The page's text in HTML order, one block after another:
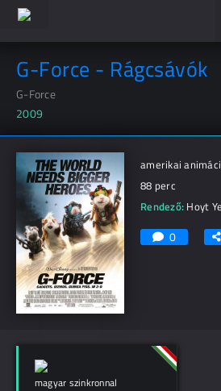
G-Force - Rágcsávók
G-Force
2009
amerikai
88 perc
Rendező: Hoyt
0
magyar szinkronnal